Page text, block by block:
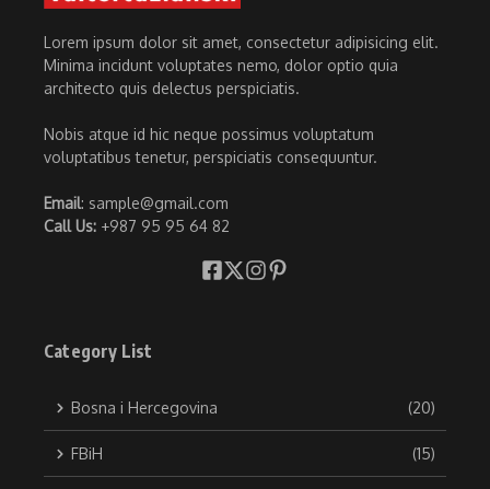
Lorem ipsum dolor sit amet, consectetur adipisicing elit.
Minima incidunt voluptates nemo, dolor optio quia
architecto quis delectus perspiciatis.
Nobis atque id hic neque possimus voluptatum
voluptatibus tenetur, perspiciatis consequuntur.
Email: sample@gmail.com
Call Us: +987 95 95 64 82
Category List
Bosna i Hercegovina (20)
FBiH (15)